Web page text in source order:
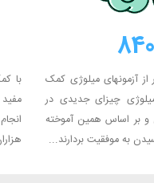
بیش از ۸۰۰۰۰ بار از آزمونهای میلوژی کمک
چیزای جدیدی در
و بر اساس همین آموخته
به موفقیت بردارند...‏